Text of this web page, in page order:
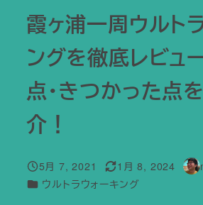
霞ヶ浦一周ウルト
ングを徹底レビュ
点・きつかった点
介！
投稿日
5月 7, 2021
更新日
1月 8, 2024
著
カテゴリー
ウルトラウォーキング